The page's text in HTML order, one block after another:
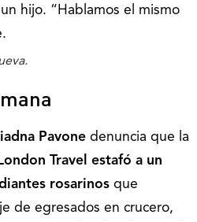
hijo. “Hablamos el mismo
Pavone denuncia que la
London Travel estafó a un
rosarinos que
de egresados en crucero,